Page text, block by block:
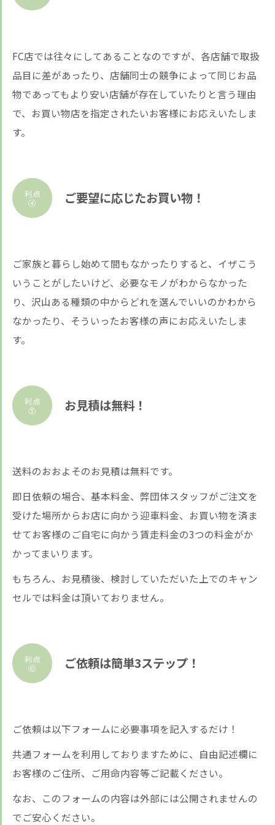
FC店では往々にしてあることなのですが、各店舗で取扱
品目に差があったり、店舗同士の競争によって同じお品
物であってもより安い店舗が存在していたりと言う理由
で、お買い物店を指定されたいお客様にお応えいたしま
す。
ご要望に応じたお買い物！
利点
④
ご家族と暮らし始めて間もなかったりすると、イザこう
いうことがしたいけど、必要なモノがわからなかった
り、沢山ある種類の中からどれを選んでいいのかわから
なかったり、そういったお客様の声にお応えいたしま
す。
お見積は無料！
利点
⑤
送料のおおよそのお見積は無料です。
即日依頼の場合、基本料金、弊団体スタッフがご注文を
受けた場所からお店に向かう迎車料金、お買い物を済ま
せてお客様のご自宅に向かう賃走料金の3つの料金がか
かってまいります。
もちろん、お見積後、検討していただいた上でのキャン
セルでは料金は頂いておりません。
ご依頼は簡単3ステップ！
利点
⑥
ご依頼は以下フォームに必要事項を記入するだけ！
共通フォームを利用しておりますために、自由記述欄に
お客様のご住所、ご用命内容等ご記載ください。
なお、このフォームの内容は外部には公開されませんの
でご安心ください。